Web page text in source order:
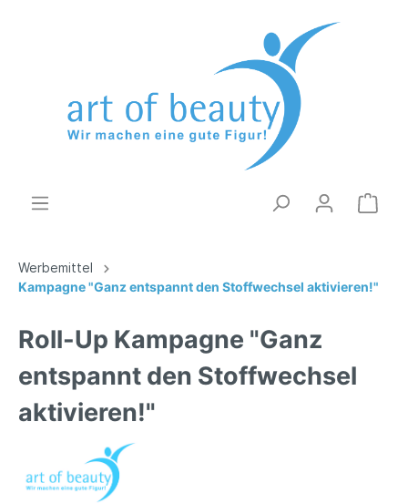
Werbemittel
Kampagne "Ganz entspannt den Stoffwechsel aktivieren!"
Roll-Up Kampagne "Ganz
entspannt den Stoffwechsel
aktivieren!"